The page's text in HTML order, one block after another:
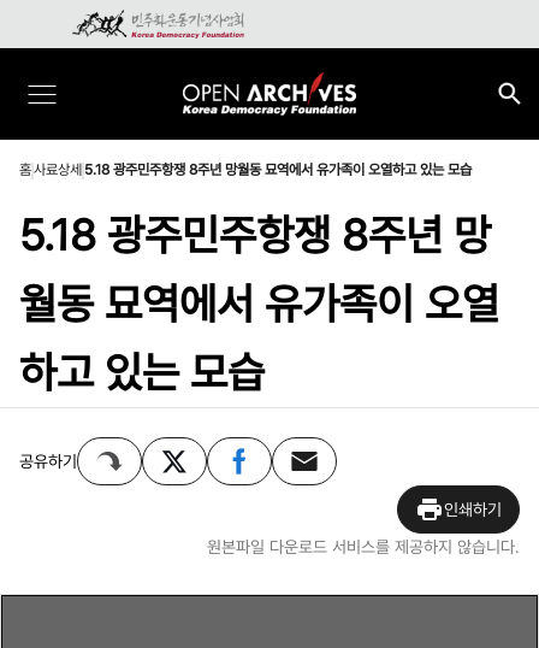
홈사료상세 5.18 광주민주항쟁 8주년 망월동 묘역에서 유가족이 오열하고 있는 모습
5.18 광주민주항쟁 8주년 망
월동 묘역에서 유가족이 오열
하고 있는 모습
공유하기
인쇄하기
원본파일 다운로드 서비스를 제공하지 않습니다.